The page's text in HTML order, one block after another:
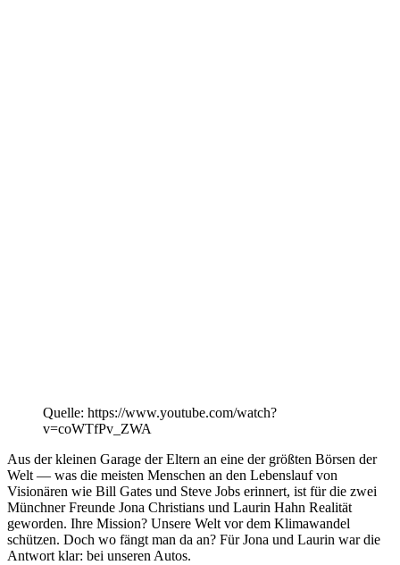
Quelle: https://www.youtube.com/watch?
v=coWTfPv_ZWA
Aus der kleinen Garage der Eltern an eine der größten Börsen der
Welt — was die meisten Menschen an den Lebenslauf von
Visionären wie Bill Gates und Steve Jobs erinnert, ist für die zwei
Münchner Freunde Jona Christians und Laurin Hahn Realität
geworden. Ihre Mission? Unsere Welt vor dem Klimawandel
schützen. Doch wo fängt man da an? Für Jona und Laurin war die
Antwort klar: bei unseren Autos.